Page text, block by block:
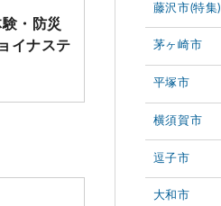
・防災
イナステ
藤沢市(特集)
茅ヶ崎市
平塚市
横須賀市
逗子市
大和市